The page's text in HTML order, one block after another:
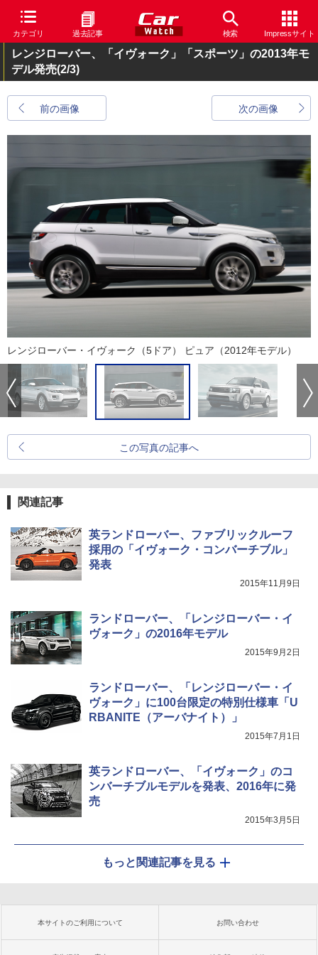
カテゴリ 過去記事 検索 Impressサイト
レンジローバー、「イヴォーク」「スポーツ」の2013年モ
デル発売(2/3)
前の画像 次の画像
レンジローバー・イヴォーク（5ドア） ピュア（2012年モデル）
この写真の記事へ
関連記事
英ランドローバー、ファブリックルーフ
採用の「イヴォーク・コンバーチブル」
発表
2015年11月9日
ランドローバー、「レンジローバー・イ
ヴォーク」の2016年モデル
2015年9月2日
ランドローバー、「レンジローバー・イ
ヴォーク」に100台限定の特別仕様車「U
RBANITE（アーバナイト）」
2015年7月1日
英ランドローバー、「イヴォーク」のコ
ンバーチブルモデルを発表、2016年に発
売
2015年3月5日
もっと関連記事を見る
本サイトのご利用について お問い合わせ